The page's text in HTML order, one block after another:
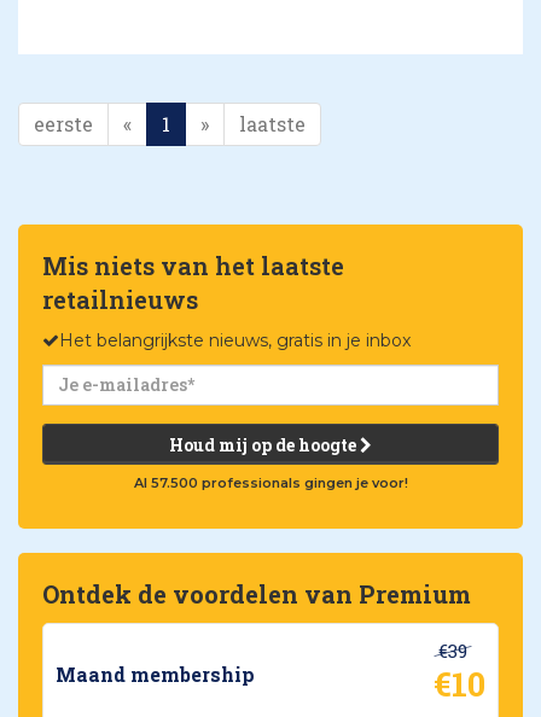
eerste « 1 » laatste
Mis niets van het laatste
retailnieuws
Het belangrijkste nieuws, gratis in je inbox
Houd mij op de hoogte
Al 57.500 professionals gingen je voor!
Ontdek de voordelen van Premium
Maand membership
€39
€10